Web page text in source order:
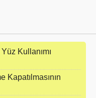
Kullanımı
Kapatılmasının